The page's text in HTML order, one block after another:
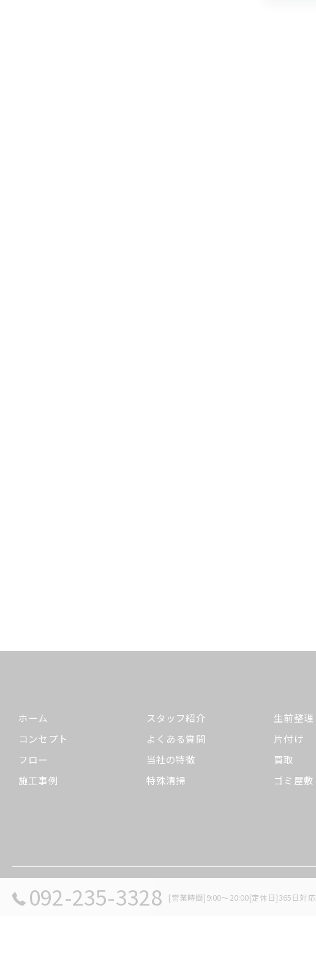
092-235-3328 [営業時間]9:00～20:00[定休日]365日対応
ホーム
コンセプト
フロー
施工事例
スタッフ紹介
よくある質問
当社の特徴
特殊清掃
生前整理
片付け
買取
ゴミ屋敷
© 2026 福岡の遺品整理ならリセットジャパン ALL RIGHTS RESERVED.